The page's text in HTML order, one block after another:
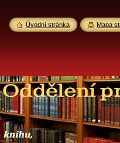
Úvodní stránka Mapa